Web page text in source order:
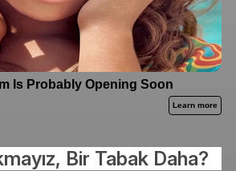
Bir Tabak Daha?